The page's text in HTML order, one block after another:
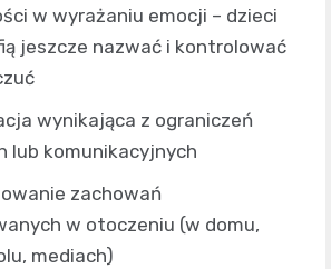
w wyrażaniu emocji – dzieci
jeszcze nazwać i kontrolować
wynikająca z ograniczeń
lub komunikacyjnych
zachowań
w otoczeniu (w domu,
mediach)